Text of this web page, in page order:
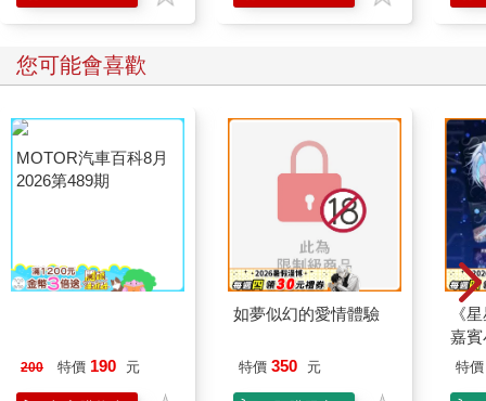
您可能會喜歡
200 特價 190 元
如夢似幻的愛情體驗
特價 350 元
《
嘉
特價